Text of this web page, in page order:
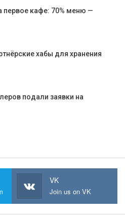
первое кафе: 70% меню —
хабы для хранения
подали заявки на
VK
Join us on VK